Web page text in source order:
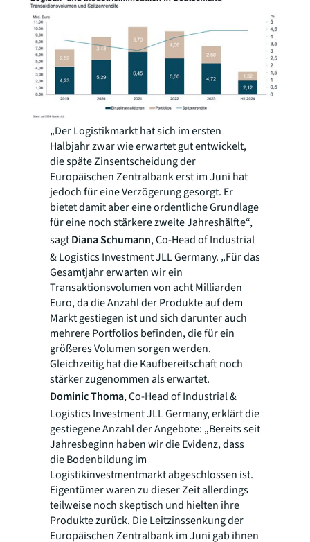
„Der Logistikmarkt hat sich im ersten
Halbjahr zwar wie erwartet gut entwickelt,
die späte Zinsentscheidung der
Europäischen Zentralbank erst im Juni hat
jedoch für eine Verzögerung gesorgt. Er
bietet damit aber eine ordentliche Grundlage
für eine noch stärkere zweite Jahreshälfte“,
sagtDiana Schumann, Co-Head of Industrial
& Logistics Investment JLL Germany. „Für das
Gesamtjahr erwarten wir ein
Transaktionsvolumen von acht Milliarden
Euro, da die Anzahl der Produkte auf dem
Markt gestiegen ist und sich darunter auch
mehrere Portfolios befinden, die für ein
größeres Volumen sorgen werden.
Gleichzeitig hat die Kaufbereitschaft noch
stärker zugenommen als erwartet.
Dominic Thoma, Co-Head of Industrial &
Logistics Investment JLL Germany, erklärt die
gestiegene Anzahl der Angebote: „Bereits seit
Jahresbeginn haben wir die Evidenz, dass
die Bodenbildung im
Logistikinvestmentmarkt abgeschlossen ist.
Eigentümer waren zu dieser Zeit allerdings
teilweise noch skeptisch und hielten ihre
Produkte zurück. Die Leitzinssenkung der
Europäischen Zentralbank im Juni gab ihnen